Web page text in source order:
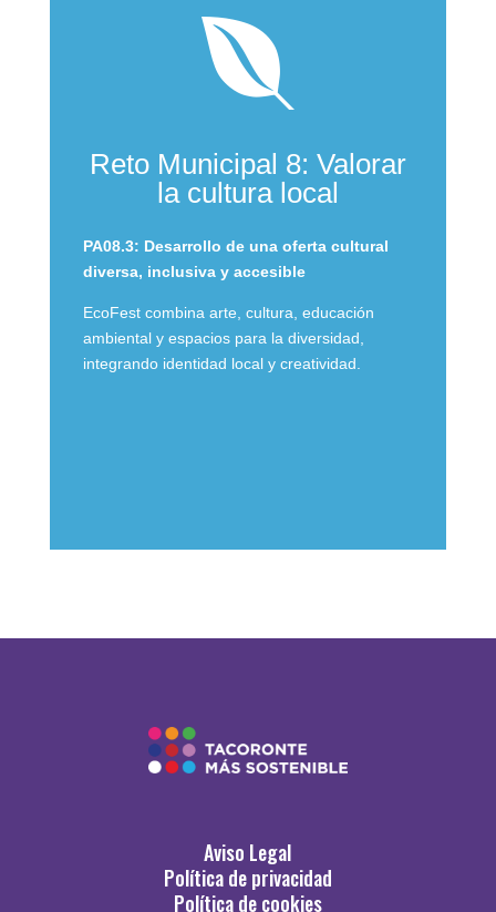

Reto Municipal 8: Valorar
la cultura local
PA08.3: Desarrollo de una oferta cultural
diversa, inclusiva y accesible
EcoFest combina arte, cultura, educación
ambiental y espacios para la diversidad,
integrando identidad local y creatividad.
Aviso Legal
Política de privacidad
Política de cookies